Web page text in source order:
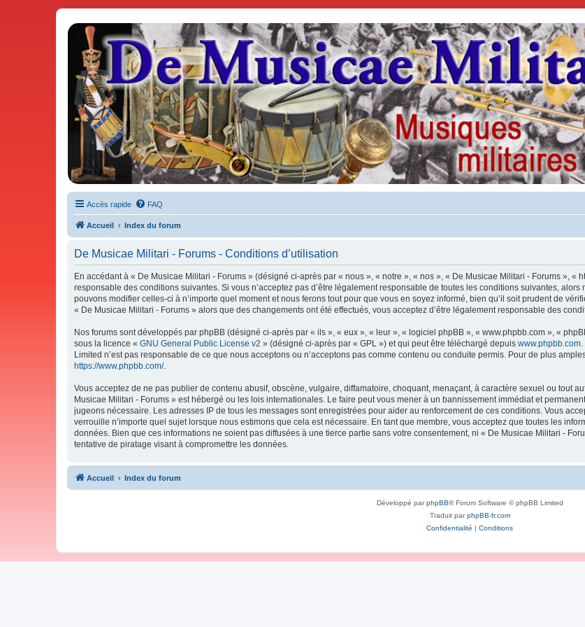
De Musicae Militari - Forums
Forums de discussions
Accès rapide FAQ
Accueil Index du forum
De Musicae Militari - Forums - Conditions d’utilisation
En accédant à « De Musicae Militari - Forums » (désigné ci-après par « nous », « notre », « nos », « De Musicae Militari - Forums », «
responsable des conditions suivantes. Si vous n’acceptez pas d’être légalement responsable de toutes les conditions suivantes,
pouvons modifier celles-ci à n’importe quel moment et nous ferons tout pour que vous en soyez informé, bien qu’il soit prudent de
« De Musicae Militari - Forums » alors que des changements ont été effectués, vous acceptez d’être légalement responsable des
Nos forums sont développés par phpBB (désigné ci-après par « ils », « eux », « leur », « logiciel phpBB », « www.phpbb.com », «
sous la licence « GNU General Public License v2 » (désigné ci-après par « GPL ») et qui peut être téléchargé depuis www.phpbb.com
Limited n’est pas responsable de ce que nous acceptons ou n’acceptons pas comme contenu ou conduite permis. Pour de plus
https://www.phpbb.com/.
Vous acceptez de ne pas publier de contenu abusif, obscène, vulgaire, diffamatoire, choquant, menaçant, à caractère sexuel ou tout
Musicae Militari - Forums » est hébergé ou les lois internationales. Le faire peut vous mener à un bannissement immédiat et
jugeons nécessaire. Les adresses IP de tous les messages sont enregistrées pour aider au renforcement de ces conditions. Vous
verrouille n’importe quel sujet lorsque nous estimons que cela est nécessaire. En tant que membre, vous acceptez que toutes les
données. Bien que ces informations ne soient pas diffusées à une tierce partie sans votre consentement, ni « De Musicae Militari -
tentative de piratage visant à compromettre les données.
Accueil Index du forum
Développé parphpBB® Forum Software © phpBB Limited
Traduit parphpBB-fr.com
Confidentialité | Conditions